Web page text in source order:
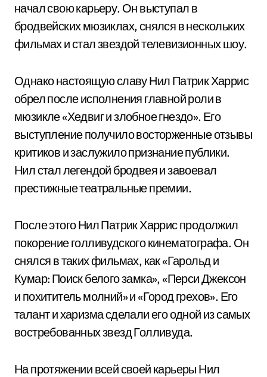
начал свою карьеру. Он выступал в
бродвейских мюзиклах, снялся в нескольких
фильмах и стал звездой телевизионных шоу.
Однако настоящую славу Нил Патрик Харрис
обрел после исполнения главной роли в
мюзикле «Хедвиг и злобное гнездо». Его
выступление получило восторженные отзывы
критиков и заслужило признание публики.
Нил стал легендой бродвея и завоевал
престижные театральные премии.
После этого Нил Патрик Харрис продолжил
покорение голливудского кинематографа. Он
снялся в таких фильмах, как «Гарольд и
Кумар: Поиск белого замка», «Перси Джексон
и похититель молний» и «Город грехов». Его
талант и харизма сделали его одной из самых
востребованных звезд Голливуда.
На протяжении всей своей карьеры Нил